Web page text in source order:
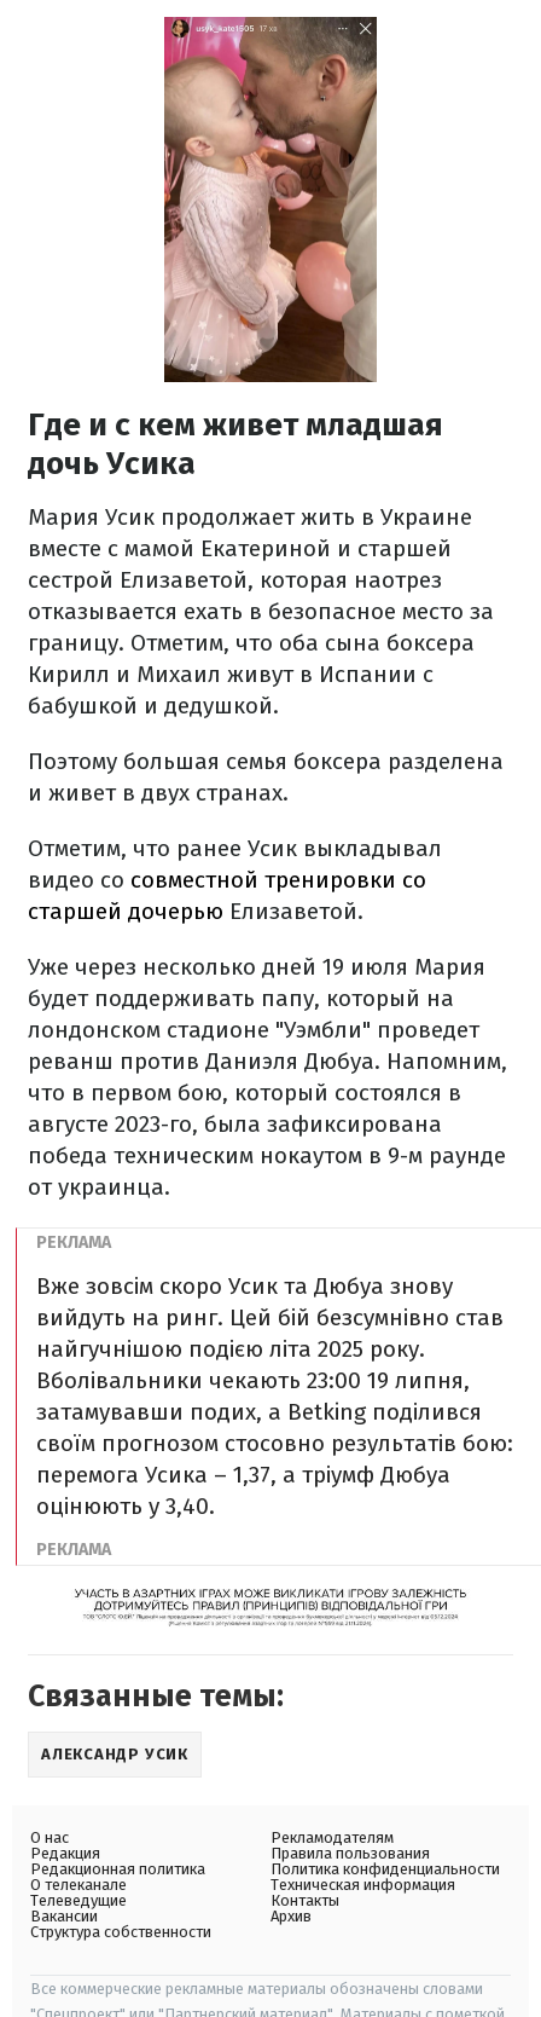
Где и с кем живет младшая
дочь Усика
Мария Усик продолжает жить в Украине
вместе с мамой Екатериной и старшей
сестрой Елизаветой, которая наотрез
отказывается ехать в безопасное место за
границу. Отметим, что оба сына боксера
Кирилл и Михаил живут в Испании с
бабушкой и дедушкой.
Поэтому большая семья боксера разделена
и живет в двух странах.
Отметим, что ранее Усик выкладывал
видео со совместной тренировки со
старшей дочерью Елизаветой.
Уже через несколько дней 19 июля Мария
будет поддерживать папу, который на
лондонском стадионе "Уэмбли" проведет
реванш против Даниэля Дюбуа. Напомним,
что в первом бою, который состоялся в
августе 2023-го, была зафиксирована
победа техническим нокаутом в 9-м раунде
от украинца.
Вже зовсім скоро Усик та Дюбуа знову
вийдуть на ринг. Цей бій безсумнівно став
найгучнішою подією літа 2025 року.
Вболівальники чекають 23:00 19 липня,
затамувавши подих, а Betking поділився
своїм прогнозом стосовно результатів бою:
перемога Усика – 1,37, а тріумф Дюбуа
оцінюють у 3,40.
Связанные темы:
АЛЕКСАНДР УСИК
О нас
Редакция
Редакционная политика
О телеканале
Телеведущие
Вакансии
Структура собственности
Рекламодателям
Правила пользования
Политика конфиденциальности
Техническая информация
Контакты
Архив
Все коммерческие рекламные материалы обозначены словами